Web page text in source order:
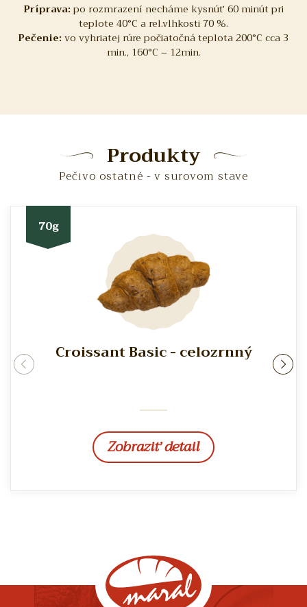
Príprava: po rozmrazení necháme kysnúť 60 minút pri
teplote 40°C a rel.vlhkosti 70 %.
Pečenie: vo vyhriatej rúre počiatočná teplota 200°C cca 3
min., 160°C – 12min.
Produkty
Pečivo ostatné - v surovom stave
70g
Croissant Basic - celozrnný
Zobraziť detail